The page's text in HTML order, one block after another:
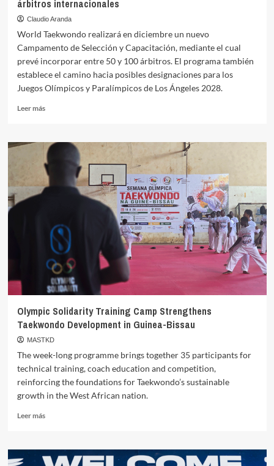
árbitros internacionales
Claudio Aranda
World Taekwondo realizará en diciembre un nuevo
Campamento de Selección y Capacitación, mediante el cual
prevé incorporar entre 50 y 100 árbitros. El programa también
establece el camino hacia posibles designaciones para los
Juegos Olímpicos y Paralímpicos de Los Ángeles 2028.
Leer másLeer
World
Taekwondo
ampliará
su
cuerpo
permanente
árbitros
internacionales
Olympic Solidarity Training Camp Strengthens
Taekwondo Development in Guinea-Bissau
MASTKD
The week-long programme brings together 35 participants for
technical training, coach education and competition,
reinforcing the foundations for Taekwondo’s sustainable
growth in the West African nation.
Leer másLeer
Olympic
Solidarity